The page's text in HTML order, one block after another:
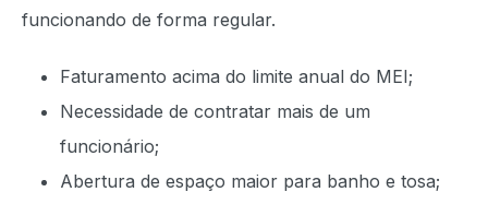
funcionando de forma regular.
Faturamento acima do limite anual do MEI;
Necessidade de contratar mais de um
funcionário;
Abertura de espaço maior para banho e tosa;